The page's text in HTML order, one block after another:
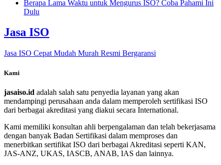
Berapa Lama Waktu untuk Mengurus ISO? Coba Pahami Ini
Dulu
Jasa ISO
Jasa ISO Cepat Mudah Murah Resmi Bergaransi
Kami
jasaiso.id adalah salah satu penyedia layanan yang akan
mendampingi perusahaan anda dalam memperoleh sertifikasi ISO
dari berbagai akreditasi yang diakui secara International.
Kami memiliki konsultan ahli berpengalaman dan telah bekerjasama
dengan banyak Badan Sertifikasi dalam memproses dan
menerbitkan sertifikat ISO dari berbagai Akreditasi seperti KAN,
JAS-ANZ, UKAS, IASCB, ANAB, IAS dan lainnya.